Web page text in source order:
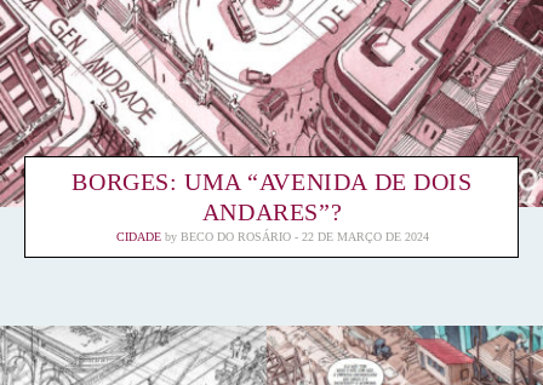
BORGES: UMA “AVENIDA DE DOIS
ANDARES”?
CIDADE by BECO DO ROSÁRIO 22 DE MARÇO DE 2024